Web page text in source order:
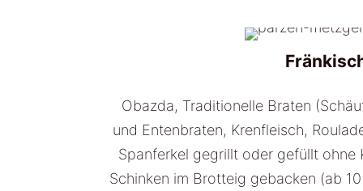
Obazda, Traditionelle Braten
und Entenbraten, Krenfleisch,
Spanferkel gegrillt oder gefüllt
Schinken im Brotteig gebacken (ab